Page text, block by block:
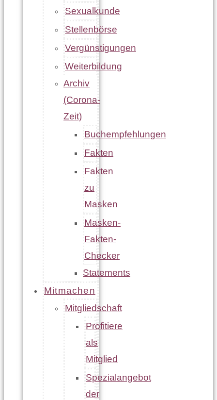
Sexualkunde
Stellenbörse
Vergünstigungen
Weiterbildung
Archiv
(Corona-
Zeit)
Buchempfehlungen
Fakten
Fakten
zu
Masken
Masken-
Fakten-
Checker
Statements
Mitmachen
Mitgliedschaft
Profitiere
als
Mitglied
Spezialangebot
der